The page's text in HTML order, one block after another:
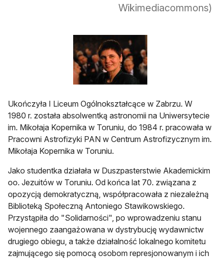
Wikimediacommons)
Ukończyła I Liceum Ogólnokształcące w Zabrzu. W
1980 r. została absolwentką astronomii na Uniwersytecie
im. Mikołaja Kopernika w Toruniu, do 1984 r. pracowała w
Pracowni Astrofizyki PAN w Centrum Astrofizycznym im.
Mikołaja Kopernika w Toruniu.
Jako studentka działała w Duszpasterstwie Akademickim
oo. Jezuitów w Toruniu. Od końca lat 70. związana z
opozycją demokratyczną, współpracowała z niezależną
Biblioteką Społeczną Antoniego Stawikowskiego.
Przystąpiła do "Solidarności", po wprowadzeniu stanu
wojennego zaangażowana w dystrybucję wydawnictw
drugiego obiegu, a także działalność lokalnego komitetu
zajmującego się pomocą osobom represjonowanym i ich